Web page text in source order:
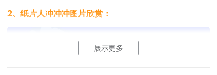
和使用，挑战你的反应速度和手眼协调能力。尽量接住
更多的水果，避免水果掉落。
9. 《消消乐》：通过消除相同颜色的方块来获得积分，
2、纸片人冲冲冲图片欣赏：
展示更多